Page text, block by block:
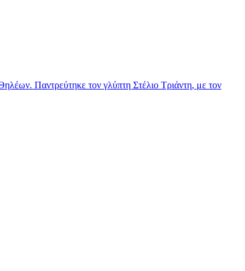
Παντρεύτηκε τον γλύπτη Στέλιο Τριάντη, με τον